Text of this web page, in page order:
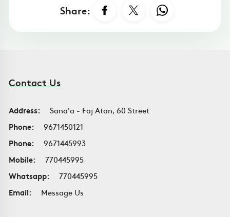
Share:
Contact Us
Address:
Sana'a - Faj Atan, 60 Street
Phone:
9671450121
Phone:
9671445993
Mobile:
770445995
Whatsapp:
770445995
Email:
Message Us